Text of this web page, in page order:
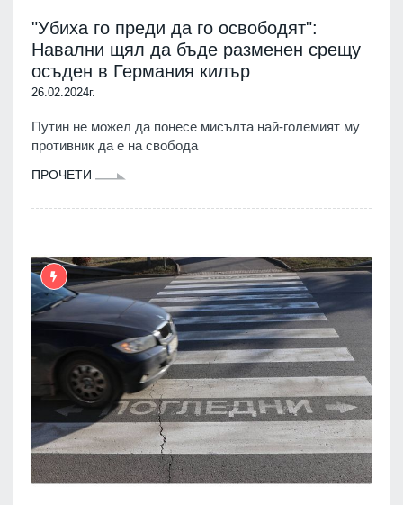
"Убиха го преди да го освободят":
Навални щял да бъде разменен срещу
осъден в Германия килър
26.02.2024г.
Путин не можел да понесе мисълта най-големият му
противник да е на свобода
ПРОЧЕТИ